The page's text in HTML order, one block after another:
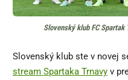
Slovenský klub FC
Slovenský klub ste v novej
stream Spartaka Trnavy v